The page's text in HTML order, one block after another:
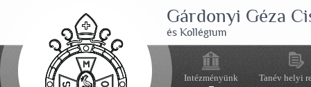
Gárdonyi Géza
és Kollégium
Intézményünk Tanév helyi